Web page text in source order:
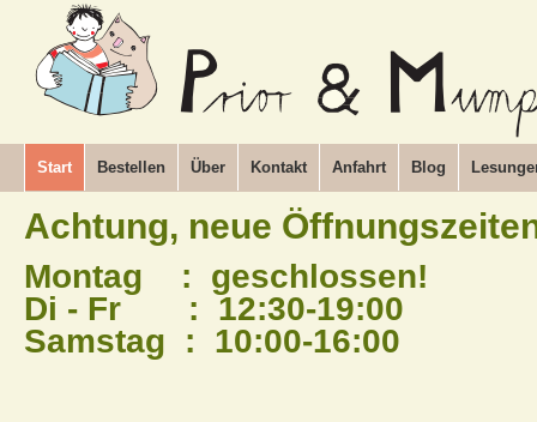
Start Bestellen Über Kontakt Anfahrt Blog
Achtung, neue
Montag : geschlossen!
Di - Fr : 12:30-19:00
Samstag : 10:00-16:00